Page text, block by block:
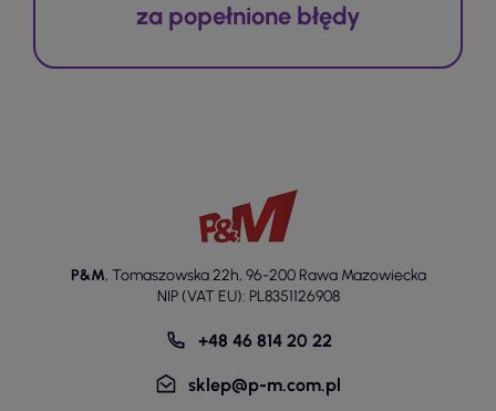
za popełnione błędy
P&M, Tomaszowska 22h, 96-200 Rawa Mazowiecka
NIP (VAT EU): PL8351126908
+48 46 814 20 22
sklep@p-m.com.pl